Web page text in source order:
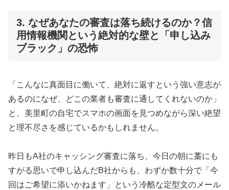
3. なぜあなたの審査は落ち続けるのか？信
用情報機関という絶対的な壁と「申し込み
ブラック」の恐怖
「こんなに真面目に働いて、絶対に返すという強い意志が
あるのになぜ、どこの業者も審査に通してくれないのか」
と、美里町の自宅でスマホの画面を見つめながら深い絶望
と理不尽さを感じているかもしれません。
昨日もA社のキャッシング審査に落ち、今日の朝に藁にも
すがる思いで申し込んだB社からも、わずか数十分で「今
回はご希望に添いかねます」という冷酷な定型文のメール